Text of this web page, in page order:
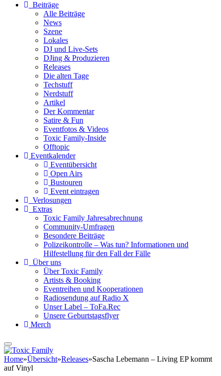
Beiträge
Alle Beiträge
News
Szene
Lokales
DJ und Live-Sets
DJing & Produzieren
Releases
Die alten Tage
Techstuff
Nerdstuff
Artikel
Der Kommentar
Satire & Fun
Eventfotos & Videos
Toxic Family-Inside
Offtopic
Eventkalender
Eventübersicht
Open Airs
Bustouren
Event eintragen
Verlosungen
Extras
Toxic Family Jahresabrechnung
Community-Umfragen
Besondere Beiträge
Polizeikontrolle – Was tun? Informationen und
Hilfestellung für den Fall der Fälle
Über uns
Über Toxic Family
Artists & Booking
Eventreihen und Kooperationen
Radiosendung auf Radio X
Unser Label – ToFa.Rec
Unsere Geburtstagsflyer
Merch
Home»Übersicht»Releases»Sascha Lebemann – Living EP kommt
auf Vinyl